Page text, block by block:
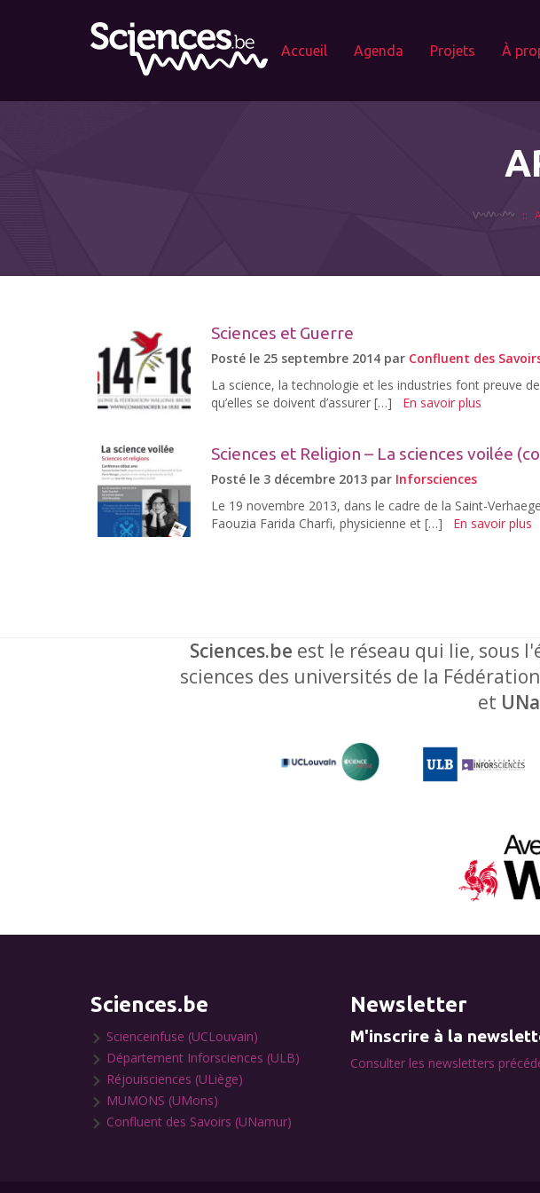
Accueil Agenda Projets À
Sciences et Guerre
Posté le 25 septembre 2014 par Confluent des
La science, la technologie et les industries font preuve
qu’elles se doivent d’assurer […]
En savoir plus
Sciences et Religion – La sciences voilée
Posté le 3 décembre 2013 par Inforsciences
Le 19 novembre 2013, dans le cadre de la Saint-
Faouzia Farida Charfi, physicienne et […]
En savoir plus
Sciences.be est le réseau qui lie, sous
sciences des universités de la
et
Sciences.be
Scienceinfuse (UCLouvain)
Département Inforsciences (ULB)
Réjouisciences (ULiège)
MUMONS (UMons)
Confluent des Savoirs (UNamur)
Newsletter
M'inscrire à la
Consulter les newsletters